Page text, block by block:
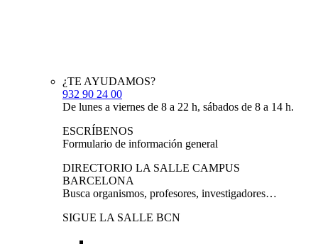
¿TE AYUDAMOS?
932 90 24 00
De lunes a viernes de 8 a 22 h, sábados de 8 a 14 h.
ESCRÍBENOS
Formulario de información general
DIRECTORIO LA SALLE CAMPUS
BARCELONA
Busca organismos, profesores, investigadores…
SIGUE LA SALLE BCN